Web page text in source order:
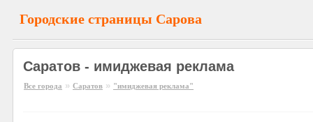
Городские страницы Сарова
Саратов - имиджевая реклама
Все города » Саратов » "имиджевая реклама"